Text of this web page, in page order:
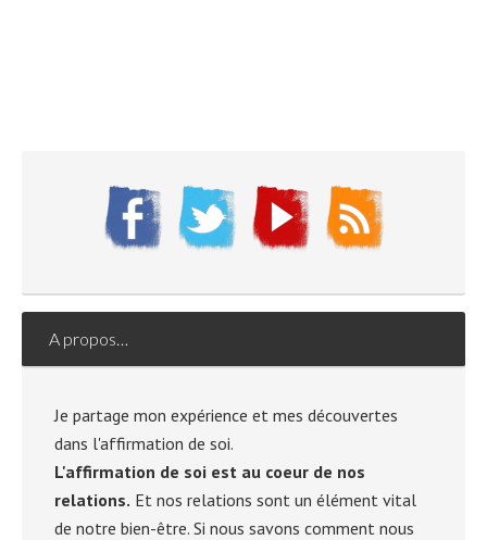
A propos…
Je partage mon expérience et mes découvertes
dans l'affirmation de soi.
L'affirmation de soi est au coeur de nos
relations. Et nos relations sont un élément vital
de notre bien-être. Si nous savons comment nous